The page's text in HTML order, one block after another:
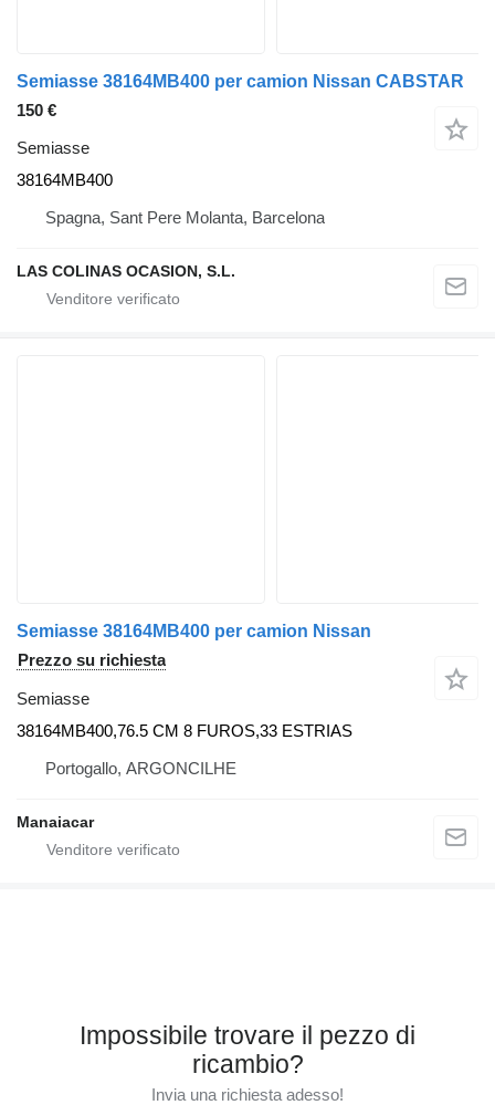
Semiasse 38164MB400 per camion Nissan CABSTAR
150 €
Semiasse
38164MB400
Spagna, Sant Pere Molanta, Barcelona
LAS COLINAS OCASION, S.L.
Semiasse 38164MB400 per camion Nissan
Prezzo su richiesta
Semiasse
38164MB400,76.5 CM 8 FUROS,33 ESTRIAS
Portogallo, ARGONCILHE
Manaiacar
Impossibile trovare il pezzo di
ricambio?
Invia una richiesta adesso!